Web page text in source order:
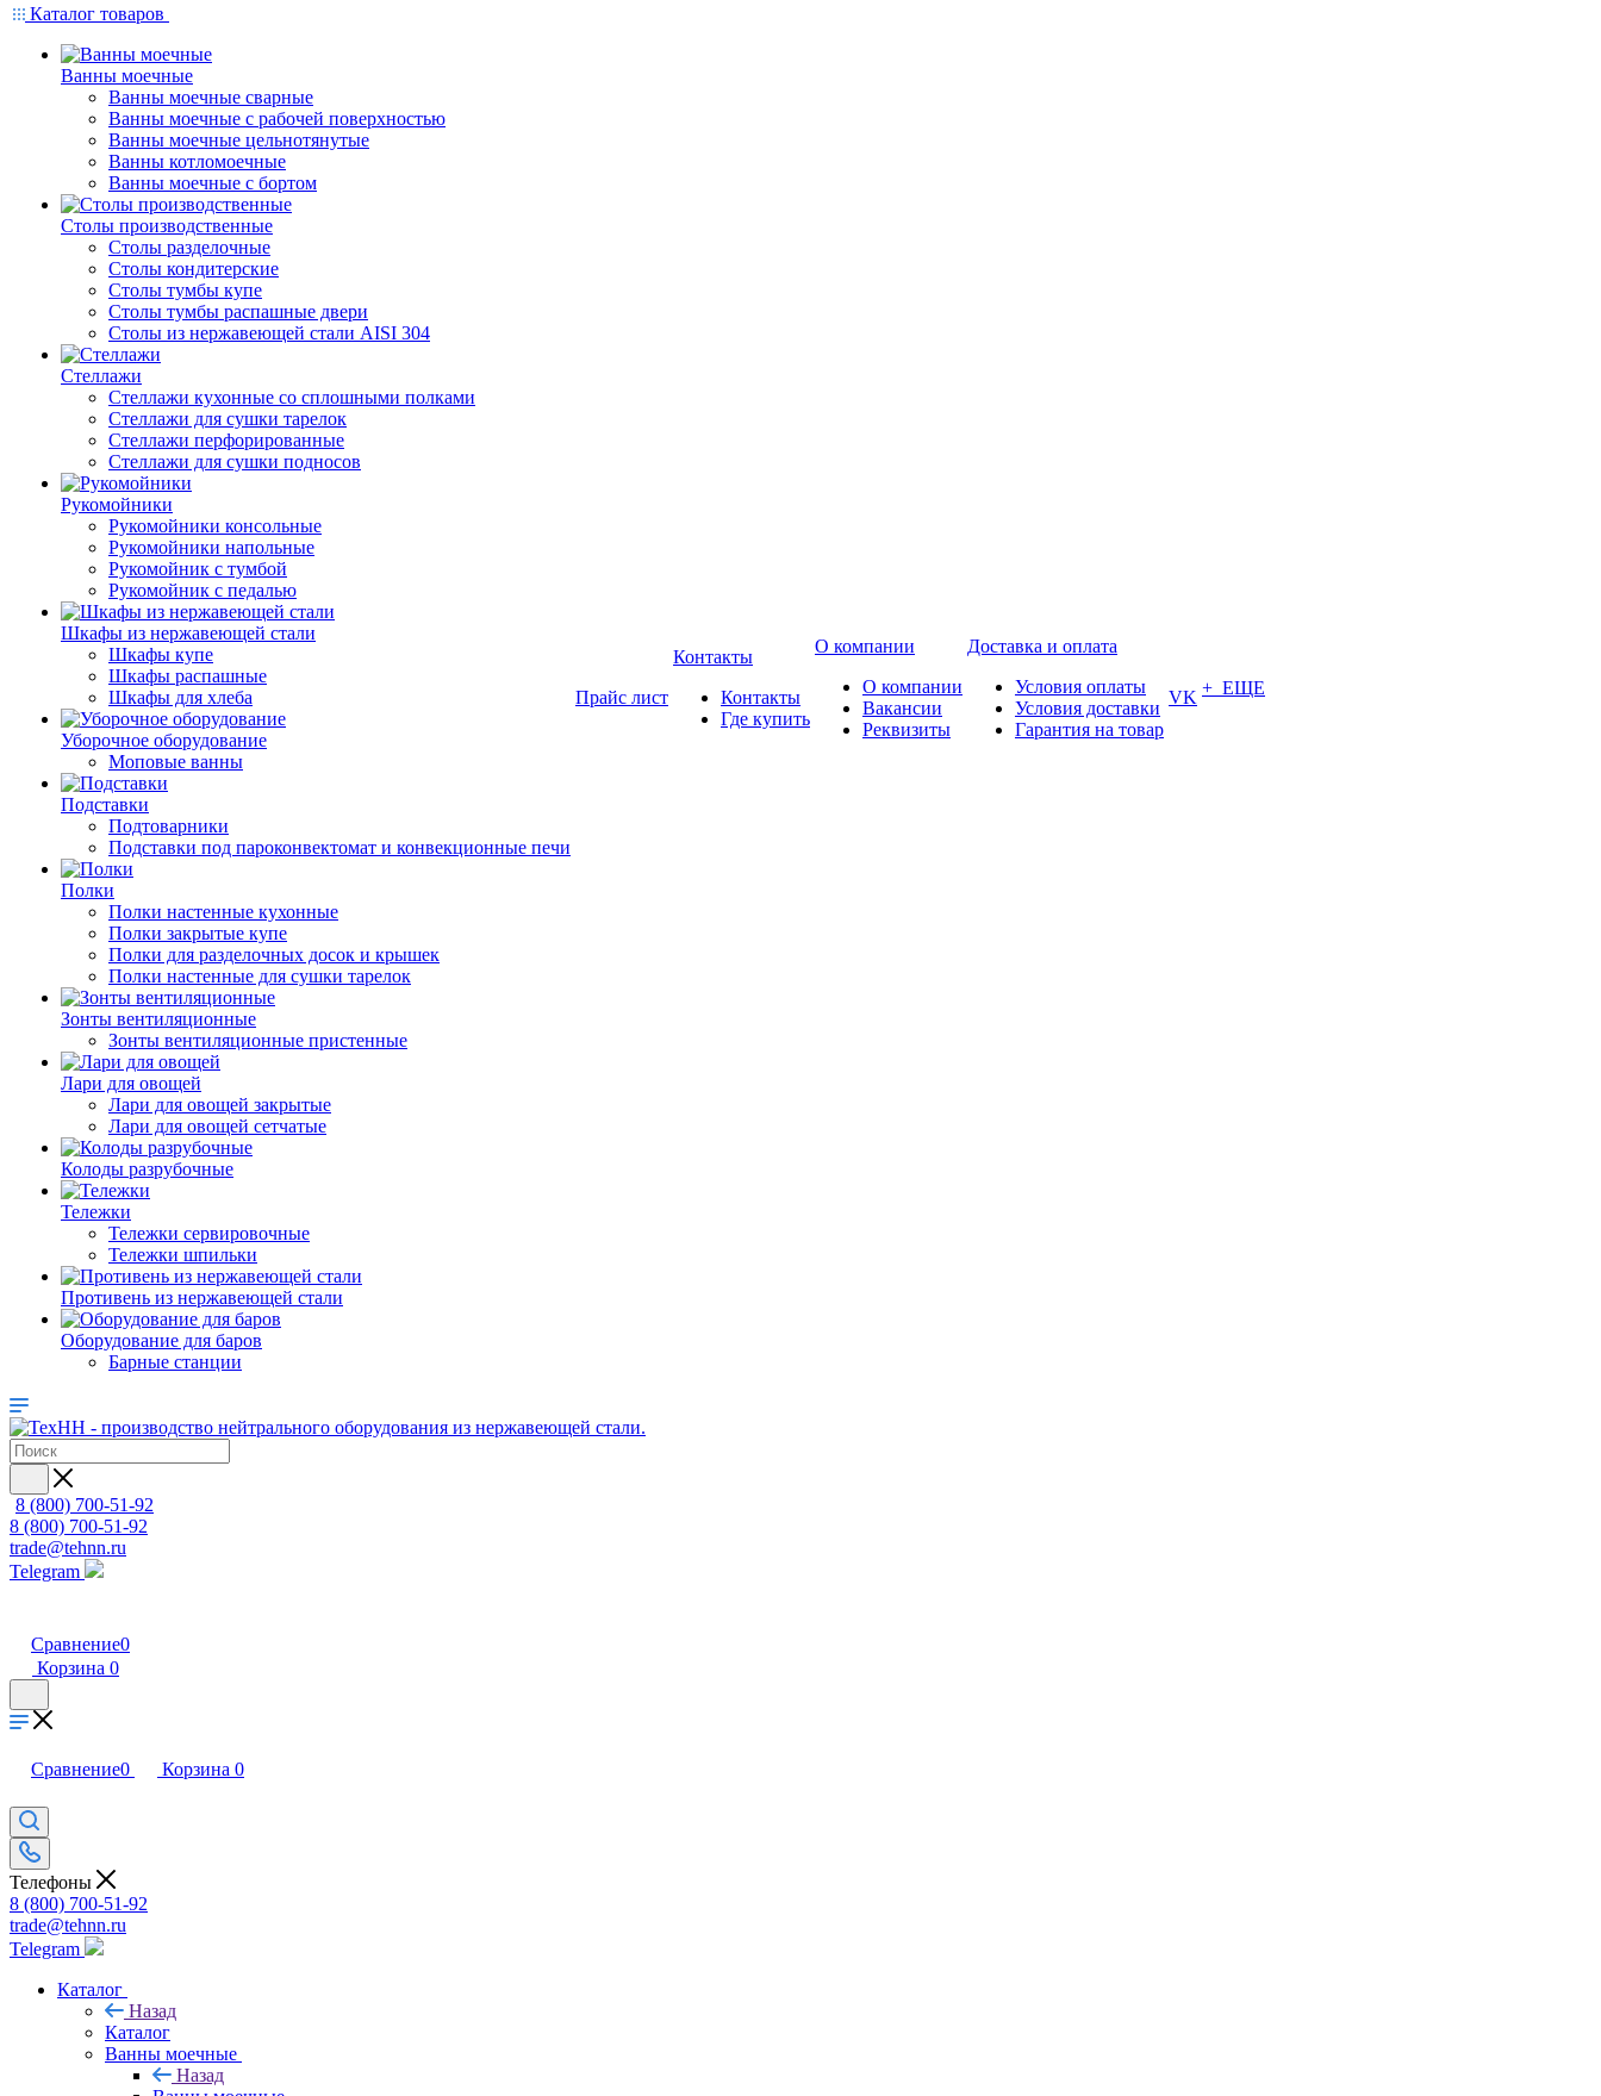
Каталог товаров
Ванны моечные
Ванны моечные сварные
Ванны моечные с рабочей поверхностью
Ванны моечные цельнотянутые
Ванны котломоечные
Ванны моечные с бортом
Столы производственные
Столы разделочные
Столы кондитерские
Столы тумбы купе
Столы тумбы распашные двери
Столы из нержавеющей стали AISI 304
Стеллажи
Стеллажи кухонные со сплошными полками
Стеллажи для сушки тарелок
Стеллажи перфорированные
Стеллажи для сушки подносов
Рукомойники
Рукомойники консольные
Рукомойники напольные
Рукомойник с тумбой
Рукомойник с педалью
Шкафы из нержавеющей стали
Шкафы купе
Шкафы распашные
Шкафы для хлеба
Уборочное оборудование
Моповые ванны
Подставки
Подтоварники
Подставки под пароконвектомат и конвекционные печи
Полки
Полки настенные кухонные
Полки закрытые купе
Полки для разделочных досок и крышек
Полки настенные для сушки тарелок
Зонты вентиляционные
Зонты вентиляционные пристенные
Лари для овощей
Лари для овощей закрытые
Лари для овощей сетчатые
Колоды разрубочные
Тележки
Тележки сервировочные
Тележки шпильки
Противень из нержавеющей стали
Оборудование для баров
Барные станции
Прайс лист
Контакты
Контакты
Где купить
О компании
О компании
Вакансии
Реквизиты
Доставка и оплата
Условия оплаты
Условия доставки
Гарантия на товар
VK + ЕЩЕ
8 (800) 700-51-92
8 (800) 700-51-92
trade@tehnn.ru
Telegram
Сравнение0
Корзина 0
Сравнение0 Корзина 0
Телефоны
8 (800) 700-51-92
trade@tehnn.ru
Telegram
Каталог
Назад
Каталог
Ванны моечные
Назад